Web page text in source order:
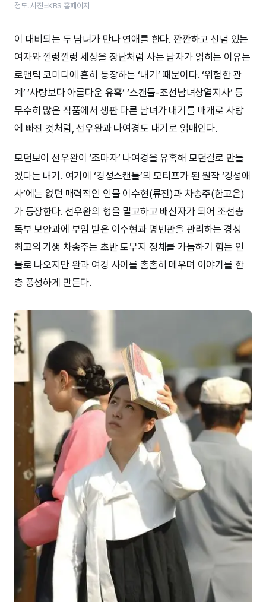
정도. 사진=KBS 홈페이지
이 대비되는 두 남녀가 만나 연애를 한다. 깐깐하고 신념 있는
여자와 껄렁껄렁 세상을 장난처럼 사는 남자가 얽히는 이유는
로맨틱 코미디에 흔히 등장하는 ‘내기’ 때문이다. ‘위험한 관
계’ ‘사랑보다 아름다운 유혹’ ‘스캔들-조선남녀상열지사’ 등
무수히 많은 작품에서 생판 다른 남녀가 내기를 매개로 사랑
에 빠진 것처럼, 선우완과 나여경도 내기로 얽매인다.
모던보이 선우완이 ‘조마자’ 나여경을 유혹해 모던걸로 만들
겠다는 내기. 여기에 ‘경성스캔들’의 모티프가 된 원작 ‘경성애
사’에는 없던 매력적인 인물 이수현(류진)과 차송주(한고은)
가 등장한다. 선우완의 형을 밀고하고 배신자가 되어 조선총
독부 보안과에 부임 받은 이수현과 명빈관을 관리하는 경성
최고의 기생 차송주는 초반 도무지 정체를 가늠하기 힘든 인
물로 나오지만 완과 여경 사이를 촘촘히 메우며 이야기를 한
층 풍성하게 만든다.